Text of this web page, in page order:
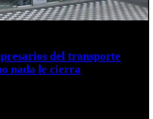
del transporte
nada le cierra